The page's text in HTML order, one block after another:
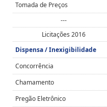
Tomada de Preços
---
Licitações 2016
Dispensa / Inexigibilidade
Concorrência
Chamamento
Pregão Eletrônico